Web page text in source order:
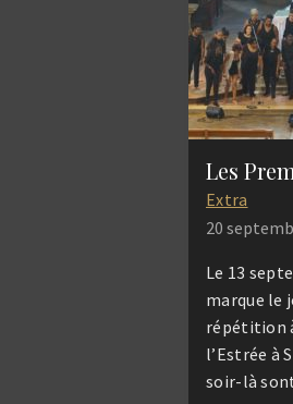
cœur de la
Dourdin,
Saint-
Extra
20
Le 13
marque le
répétition
l’Estrée à
soir-là